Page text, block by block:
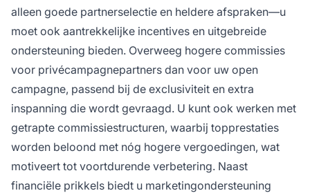
alleen goede partnerselectie en heldere afspraken—u
moet ook aantrekkelijke incentives en uitgebreide
ondersteuning bieden. Overweeg hogere commissies
voor privécampagnepartners dan voor uw open
campagne, passend bij de exclusiviteit en extra
inspanning die wordt gevraagd. U kunt ook werken met
getrapte commissiestructuren, waarbij topprestaties
worden beloond met nóg hogere vergoedingen, wat
motiveert tot voortdurende verbetering. Naast
financiële prikkels biedt u marketingondersteuning